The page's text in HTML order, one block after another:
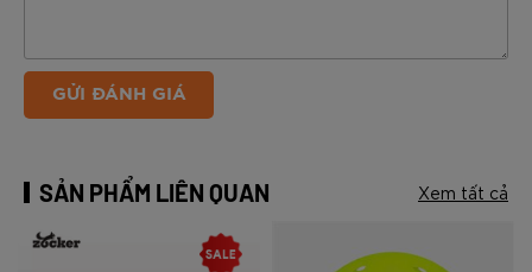
GỬI ĐÁNH GIÁ
SẢN PHẨM LIÊN QUAN Xem tất cả